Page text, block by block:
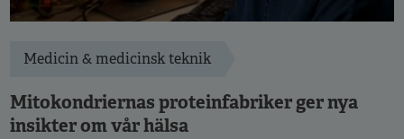
Medicin & medicinsk teknik
Mitokondriernas proteinfabriker ger nya
insikter om vår hälsa